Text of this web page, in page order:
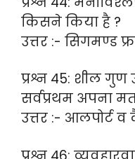
किसने किया है ?
उत्तर :- सिगमण्ड
प्रश्न 45: शील
सर्वप्रथम अपना
उत्तर :- आलपोर्ट